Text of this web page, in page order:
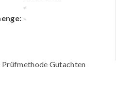
-
-
Gutachten